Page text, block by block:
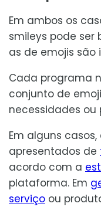
Em ambos os
smileys pode ser
as de emojis são
Cada programa
conjunto de
necessidades ou
Em alguns
apresentados de
acordo com a
plataforma. Em
serviço ou